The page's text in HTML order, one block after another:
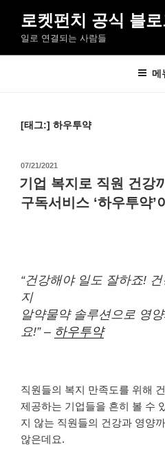
로
로켓펀치 공식 블
일로 연결되는 사람들
메
[태그:] 하우투약
작
성
일
자
07/21/2021
기업 복지로 직원 건강
구독서비스 ‘하우투약’
“건강해야 일도 잘하죠!
지
알약물약 솔루션으로 영
요!” – 하우투약
직원들의 복지 만족도를 위해
제공하는 기업들을 흔히 볼 수
지 않는 직원들의 건강과 영양
않은데요.